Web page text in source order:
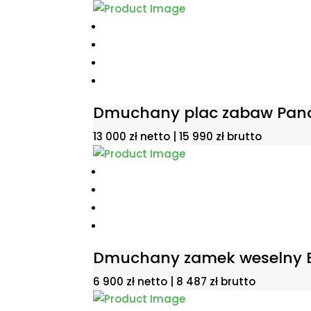
Dmuchany plac zabaw
13 000 zł netto |15 990 zł brutto
Dmuchany zamek weselny
6 900 zł netto | 8 487 zł brutto